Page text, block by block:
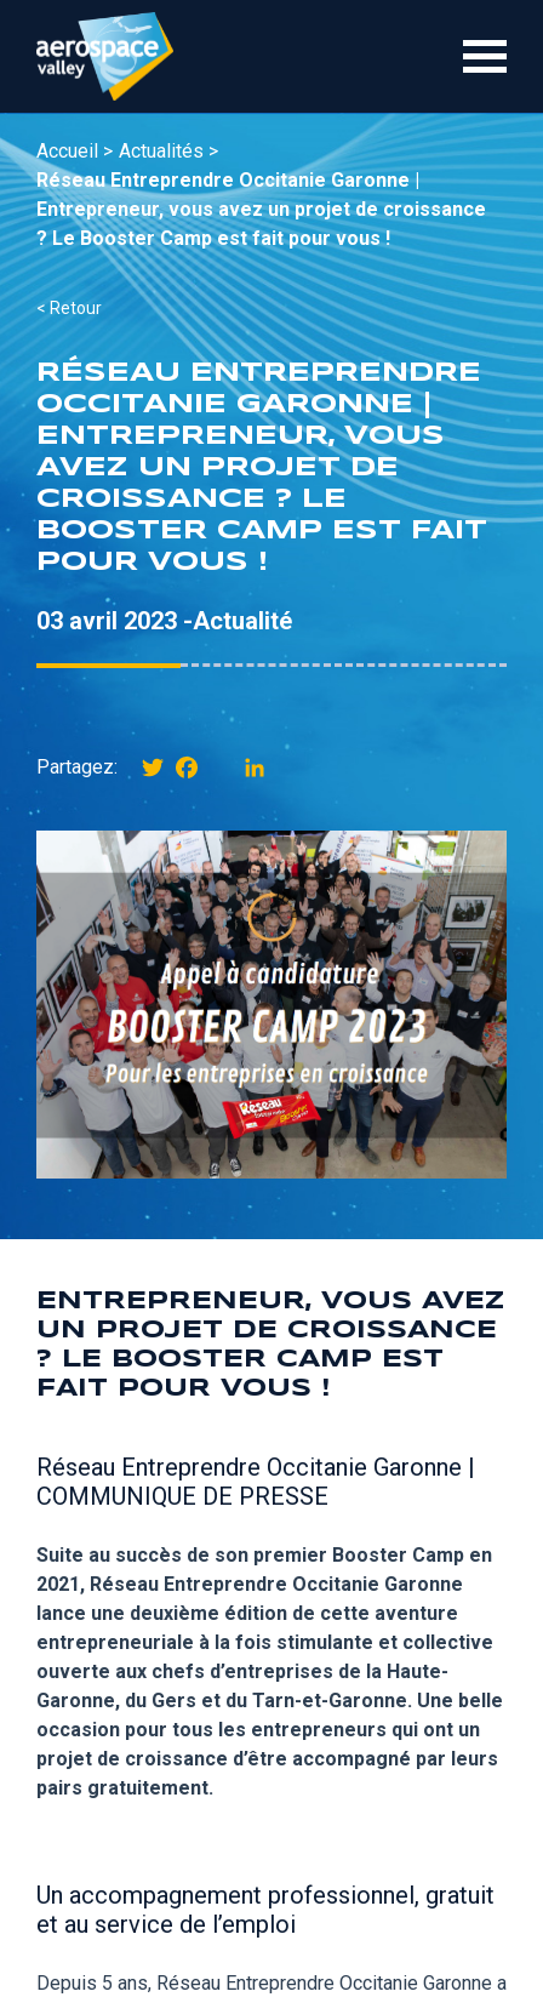
contenu
Accueil > Actualités >
Réseau Entreprendre Occitanie Garonne |
Entrepreneur, vous avez un projet de croissance
? Le Booster Camp est fait pour vous !
< Retour
RÉSEAU ENTREPRENDRE
OCCITANIE GARONNE |
ENTREPRENEUR, VOUS
AVEZ UN PROJET DE
CROISSANCE ? LE
BOOSTER CAMP EST FAIT
POUR VOUS !
03 avril 2023 -Actualité
Partagez: TwitterFacebookinstagram
ENTREPRENEUR, VOUS AVEZ
UN PROJET DE CROISSANCE
? LE BOOSTER CAMP EST
FAIT POUR VOUS !
Réseau Entreprendre Occitanie Garonne |
COMMUNIQUE DE PRESSE
Suite au succès de son premier Booster Camp en
2021, Réseau Entreprendre Occitanie Garonne
lance une deuxième édition de cette aventure
entrepreneuriale à la fois stimulante et collective
ouverte aux chefs d’entreprises de la Haute-
Garonne, du Gers et du Tarn-et-Garonne. Une belle
occasion pour tous les entrepreneurs qui ont un
projet de croissance d’être accompagné par leurs
pairs gratuitement.
Un accompagnement professionnel, gratuit
et au service de l’emploi
Depuis 5 ans, Réseau Entreprendre Occitanie Garonne a